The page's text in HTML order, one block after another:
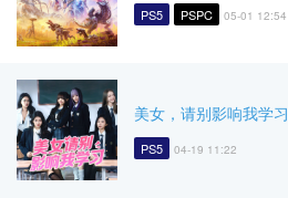
PS5 PSPC 05-01 12:54
美女，请别影响我学习
PS5 04-19 11:22